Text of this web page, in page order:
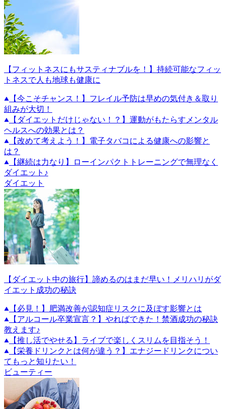
【フィットネスにもサスティナブルを！】持続可能なフィッ
トネスで人も地球も健康に
【今こそチャンス！】フレイル予防は早めの気付き＆取り
組みが大切！
【ダイエットだけじゃない！？】運動がもたらすメンタル
ヘルスへの効果とは？
【改めて考えよう！】電子タバコによる健康への影響と
は？
【継続は力なり】ローインパクトトレーニングで無理なく
ダイエット♪
ダイエット
【ダイエット中の旅行】諦めるのはまだ早い！メリハリがダ
イエット成功の秘訣
【必見！】肥満改善が認知症リスクに及ぼす影響とは
【アルコール卒業宣言？】やればできた！禁酒成功の秘訣
教えます♪
【推し活でやせる】ライブで楽しくスリムを目指そう！
【栄養ドリンクとは何が違う？】エナジードリンクについ
てもっと知りたい！
ビューティー